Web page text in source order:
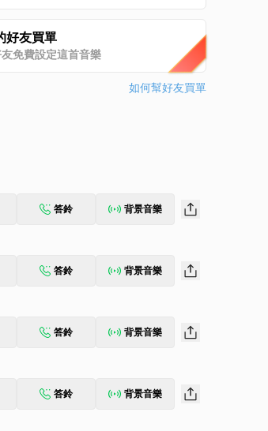
好友買單
免費設定這首音樂
如何幫好友買單
答鈴 背景音樂
答鈴 背景音樂
答鈴 背景音樂
答鈴 背景音樂